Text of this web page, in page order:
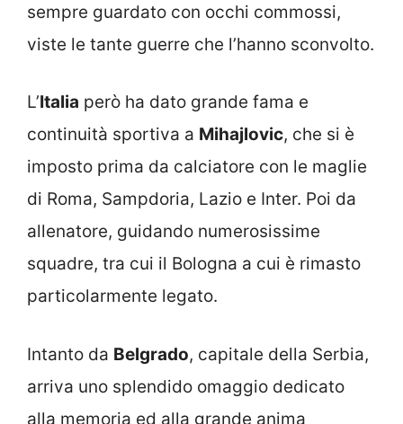
sempre guardato con occhi commossi,
viste le tante guerre che l’hanno sconvolto.
L’Italia però ha dato grande fama e
continuità sportiva a Mihajlovic, che si è
imposto prima da calciatore con le maglie
di Roma, Sampdoria, Lazio e Inter. Poi da
allenatore, guidando numerosissime
squadre, tra cui il Bologna a cui è rimasto
particolarmente legato.
Intanto da Belgrado, capitale della Serbia,
arriva uno splendido omaggio dedicato
alla memoria ed alla grande anima